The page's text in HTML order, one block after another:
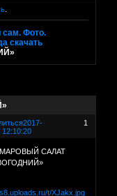
.
сам. Фото.
скачать
1
2017-
12:10:20
САЛАТ